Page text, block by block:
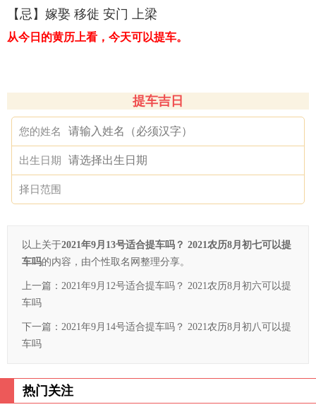
【忌】嫁娶 移徙 安门 上梁
从今日的黄历上看，今天可以提车。
提车吉日
您的姓名
出生日期
择日范围
以上关于2021年9月13号适合提车吗？ 2021农历8月初七可以提
车吗的内容，由个性取名网整理分享。
上一篇： 2021年9月12号适合提车吗？ 2021农历8月初六可以提
车吗
下一篇： 2021年9月14号适合提车吗？ 2021农历8月初八可以提
车吗
热门关注